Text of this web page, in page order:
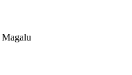
Magalu